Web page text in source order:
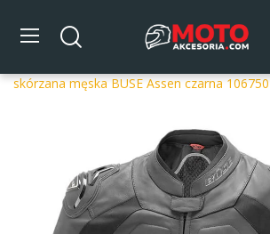
Strona główna DLA MOTOCYKLISTY
skórzana męska BUSE Assen czarna 106750